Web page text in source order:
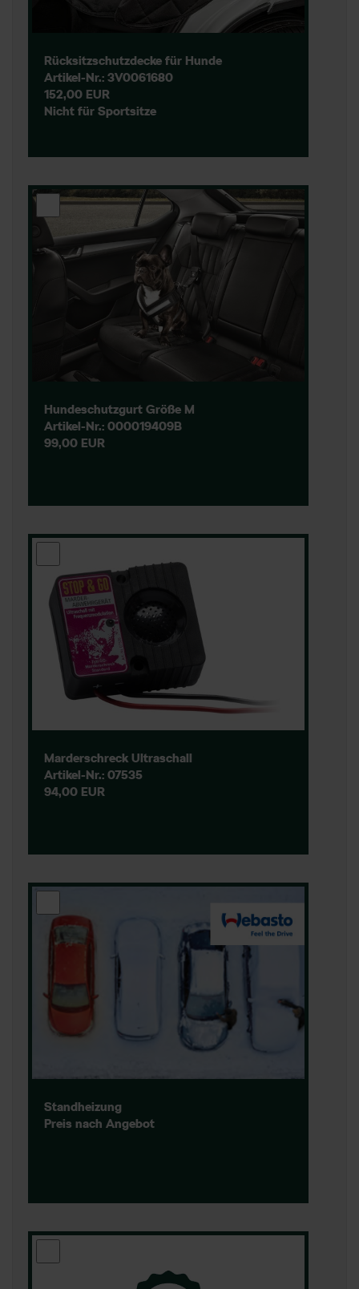
Rücksitzschutzdecke für Hunde
Artikel-Nr.: 3V0061680
152,00 EUR
Nicht für Sportsitze
Hundeschutzgurt Größe M
Artikel-Nr.: 000019409B
99,00 EUR
Marderschreck Ultraschall
Artikel-Nr.: 07535
94,00 EUR
Standheizung
Preis nach Angebot